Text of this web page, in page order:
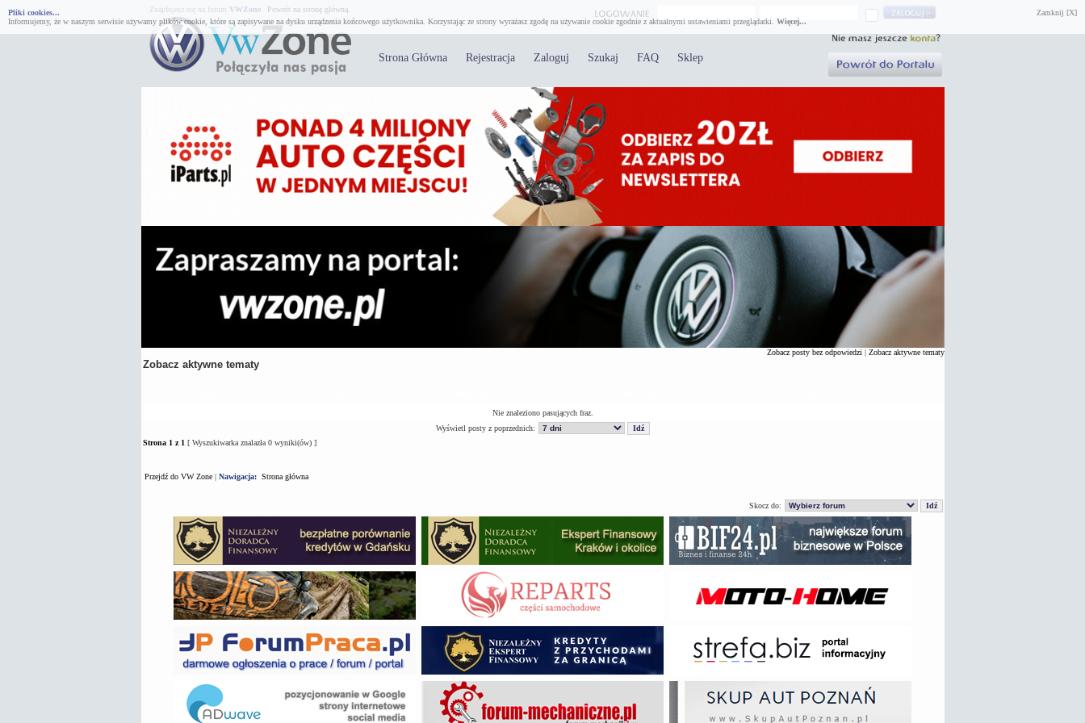
Zamknij [X]
Pliki cookies...
Informujemy, że w naszym serwisie używamy plików cookie, które są zapisywane na dysku urządzenia końcowego użytkownika. Korzystając ze strony wyrażasz zgodę na używanie cookie zgodnie z aktualnymi ustawieniami przeglądarki. Więcej...
Znajdujesz się na forum VWZone. Powrót na stronę główną.
Strona Główna Rejestracja Zaloguj Szukaj FAQ Sklep
Zobacz posty bez odpowiedzi | Zobacz aktywne tematy
Zobacz aktywne tematy
Nie znaleziono pasujących fraz.
Wyświetl posty z poprzednich:
Strona 1 z 1 [ Wyszukiwarka znalazła 0 wyniki(ów) ]
Przejdź do VW Zone| Nawigacja: Strona główna
Skocz do: